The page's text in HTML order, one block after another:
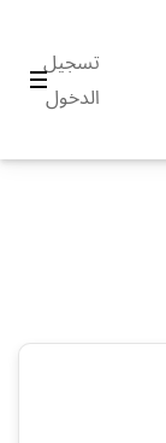
تسجيل
الدخول